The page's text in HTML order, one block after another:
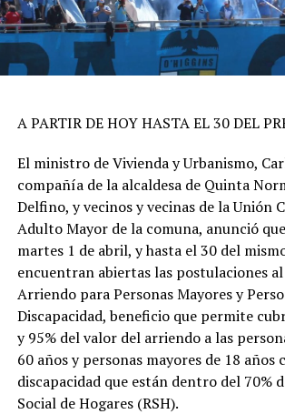
A PARTIR DE HOY HASTA EL 30 DEL
El ministro de Vivienda y Urbanismo,
compañía de la alcaldesa de Quinta
Delfino, y vecinos y vecinas de la Unión
Adulto Mayor de la comuna, anunció
martes 1 de abril, y hasta el 30 del
encuentran abiertas las postulaciones al
Arriendo para Personas Mayores y
Discapacidad, beneficio que permite
y 95% del valor del arriendo a las
60 años y personas mayores de 18 años
discapacidad que están dentro del 70%
Social de Hogares (RSH).